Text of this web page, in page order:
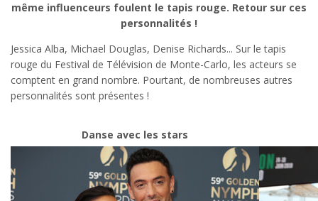
même influenceurs foulent le tapis rouge. Retour sur ces
personnalités !
Jessica Alba, Michael Douglas, Denise Richards... Sur le tapis
rouge du Festival de Télévision de Monte-Carlo, les acteurs se
comptent en grand nombre. Pourtant, de nombreuses autres
personnalités sont présentes !
Danse avec les stars